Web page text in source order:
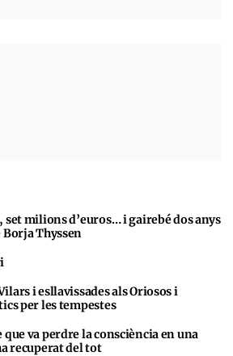
set milions d’euros… i gairebé dos anys
Borja Thyssen
i esllavissades als Oriosos i
per les tempestes
que va perdre la consciència en una
recuperat del tot